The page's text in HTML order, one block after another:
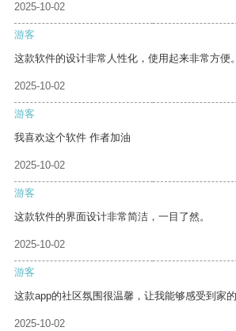
2025-10-02
游客
这款软件的设计非常人性化，使用起来非常方便。
2025-10-02
游客
我喜欢这个软件 作者加油
2025-10-02
游客
这款软件的界面设计非常简洁，一目了然。
2025-10-02
游客
这款app的社区氛围很温馨，让我能够感受到家的
2025-10-02